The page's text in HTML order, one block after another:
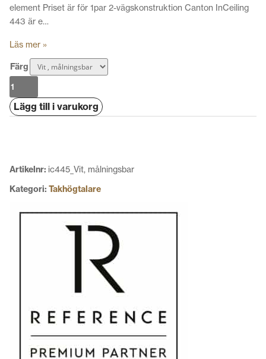
element Priset är för 1par 2-vägskonstruktion Canton InCeiling
443 är e…
Läs mer »
Färg
Canton
InCeiling
443
Lägg till i varukorg
Artikelnr: ic445_Vit, målningsbar
Kategori: Takhögtalare